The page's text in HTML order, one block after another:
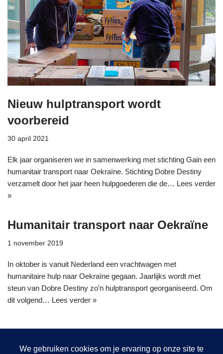
Nieuw hulptransport wordt
voorbereid
30 april 2021
Elk jaar organiseren we in samenwerking met stichting Gain een
humanitair transport naar Oekraïne. Stichting Dobre Destiny
verzamelt door het jaar heen hulpgoederen die de… Lees verder
»
Humanitair transport naar Oekraïne
1 november 2019
In oktober is vanuit Nederland een vrachtwagen met
humanitaire hulp naar Oekraïne gegaan. Jaarlijks wordt met
steun van Dobre Destiny zo’n hulptransport georganiseerd. Om
dit volgend… Lees verder »
2 Volgende »